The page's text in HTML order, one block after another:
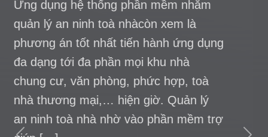
sao?
Ứng dụng một số giải pháp chuyển đổi
số chẳng hạn Landsoft nhằm quản lý
chính sách bán hàng bất động sản lúc
này còn coi như tiêu biểu một số tiêu
chí chọn dùng thông thái thuộc hầu hết